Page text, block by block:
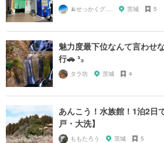
茨城 5
魅力度最下位なんて言わせ
行🚗 ³₃
タラ坊 茨城 4
あんこう！水族館！1泊2日
戸・大洗】
ももたろう 茨城 5